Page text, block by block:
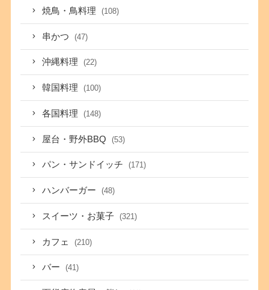
焼鳥・鳥料理 (108)
串かつ (47)
沖縄料理 (22)
韓国料理 (100)
各国料理 (148)
屋台・野外BBQ (53)
パン・サンドイッチ (171)
ハンバーガー (48)
スイーツ・お菓子 (321)
カフェ (210)
バー (41)